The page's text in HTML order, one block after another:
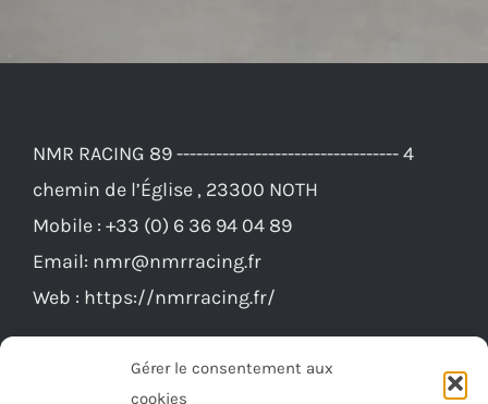
Gérer le consentement aux
cookies
NMR RACING 89 ---------------------------------- 4
chemin de l’Église , 23300 NOTH
Mobile : +33 (0) 6 36 94 04 89
Email: nmr@nmrracing.fr
Web : https://nmrracing.fr/